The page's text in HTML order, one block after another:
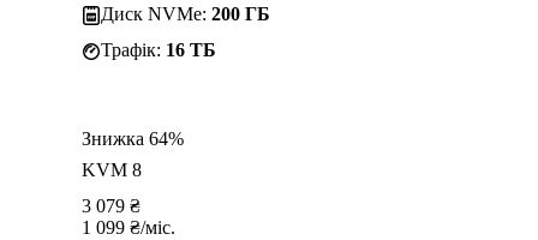
Диск NVMe: 200 ГБ
Трафік: 16 TБ
Знижка 64%
KVM 8
3 079 ₴
1 099 ₴/міс.